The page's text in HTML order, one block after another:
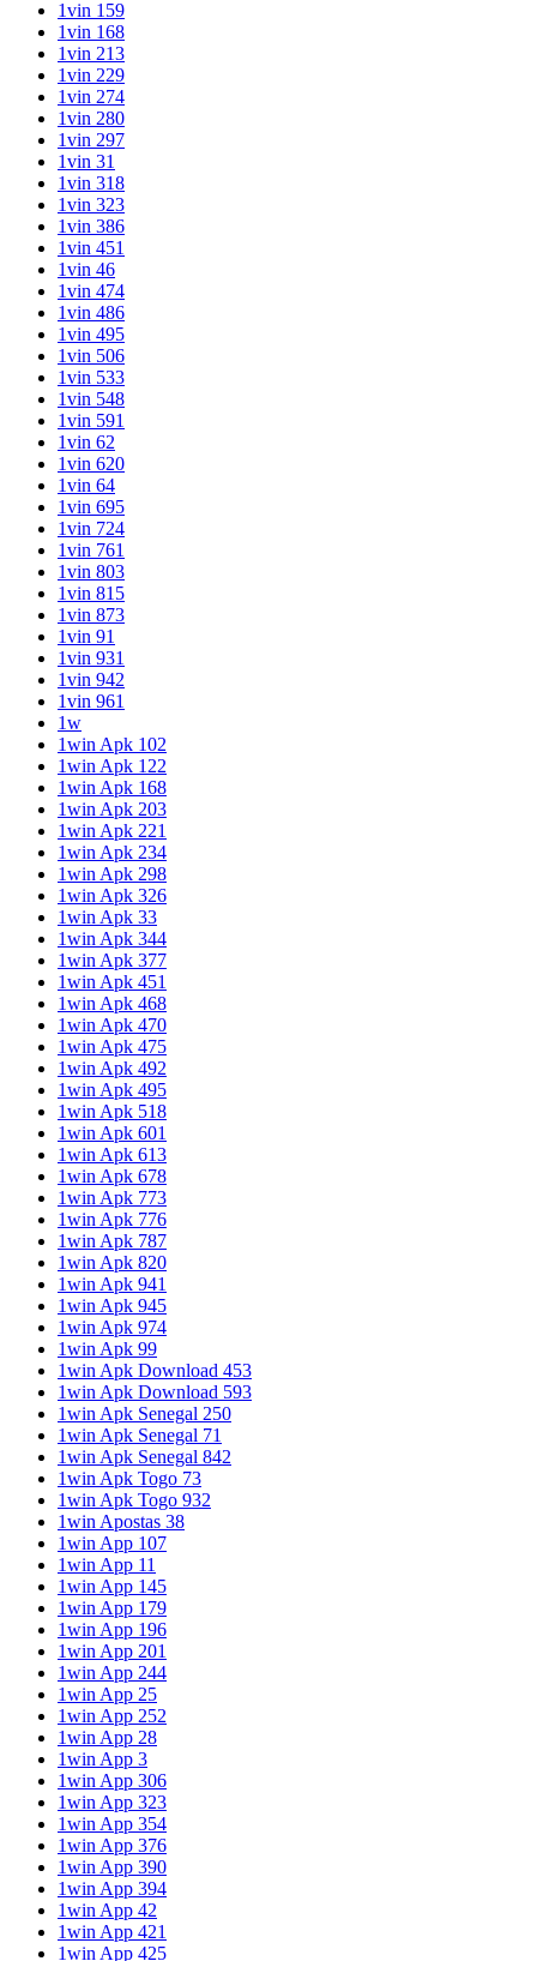
1vin 159
1vin 168
1vin 213
1vin 229
1vin 274
1vin 280
1vin 297
1vin 31
1vin 318
1vin 323
1vin 386
1vin 451
1vin 46
1vin 474
1vin 486
1vin 495
1vin 506
1vin 533
1vin 548
1vin 591
1vin 62
1vin 620
1vin 64
1vin 695
1vin 724
1vin 761
1vin 803
1vin 815
1vin 873
1vin 91
1vin 931
1vin 942
1vin 961
1w
1win Apk 102
1win Apk 122
1win Apk 168
1win Apk 203
1win Apk 221
1win Apk 234
1win Apk 298
1win Apk 326
1win Apk 33
1win Apk 344
1win Apk 377
1win Apk 451
1win Apk 468
1win Apk 470
1win Apk 475
1win Apk 492
1win Apk 495
1win Apk 518
1win Apk 601
1win Apk 613
1win Apk 678
1win Apk 773
1win Apk 776
1win Apk 787
1win Apk 820
1win Apk 941
1win Apk 945
1win Apk 974
1win Apk 99
1win Apk Download 453
1win Apk Download 593
1win Apk Senegal 250
1win Apk Senegal 71
1win Apk Senegal 842
1win Apk Togo 73
1win Apk Togo 932
1win Apostas 38
1win App 107
1win App 11
1win App 145
1win App 179
1win App 196
1win App 201
1win App 244
1win App 25
1win App 252
1win App 28
1win App 3
1win App 306
1win App 323
1win App 354
1win App 376
1win App 390
1win App 394
1win App 42
1win App 421
1win App 425